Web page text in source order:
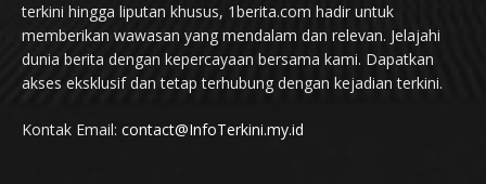
terkini hingga liputan khusus, 1berita.com hadir untuk
memberikan wawasan yang mendalam dan relevan. Jelajahi
dunia berita dengan kepercayaan bersama kami. Dapatkan
akses eksklusif dan tetap terhubung dengan kejadian terkini.
Kontak Email: contact@InfoTerkini.my.id